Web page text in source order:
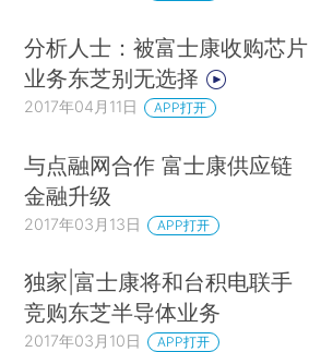
分析人士：被富士康收购芯片
业务东芝别无选择
2017年04月11日 APP打开
与点融网合作 富士康供应链
金融升级
2017年03月13日 APP打开
独家|富士康将和台积电联手
竞购东芝半导体业务
2017年03月10日 APP打开